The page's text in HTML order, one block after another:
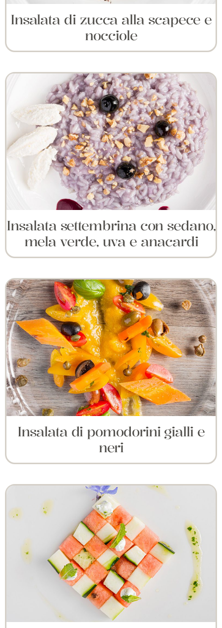
Insalata di zucca alla scapece e
nocciole
Insalata settembrina con sedano,
mela verde, uva e anacardi
Insalata di pomodorini gialli e
neri